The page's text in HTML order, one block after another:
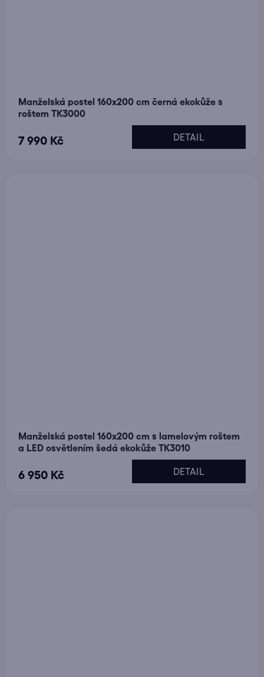
Manželská postel 160x200 cm černá ekokůže s
roštem TK3000
7 990 Kč DETAIL
Manželská postel 160x200 cm s lamelovým roštem
a LED osvětlením šedá ekokůže TK3010
6 950 Kč DETAIL